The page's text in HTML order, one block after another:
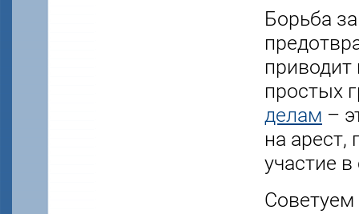
Борьба
приводит
простых
делам –
на арест,
участие
Советуем